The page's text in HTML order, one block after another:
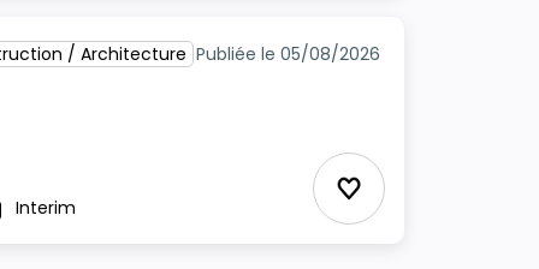
/ Architecture Publiée le 05/08/2026
Interim Ajouter aux